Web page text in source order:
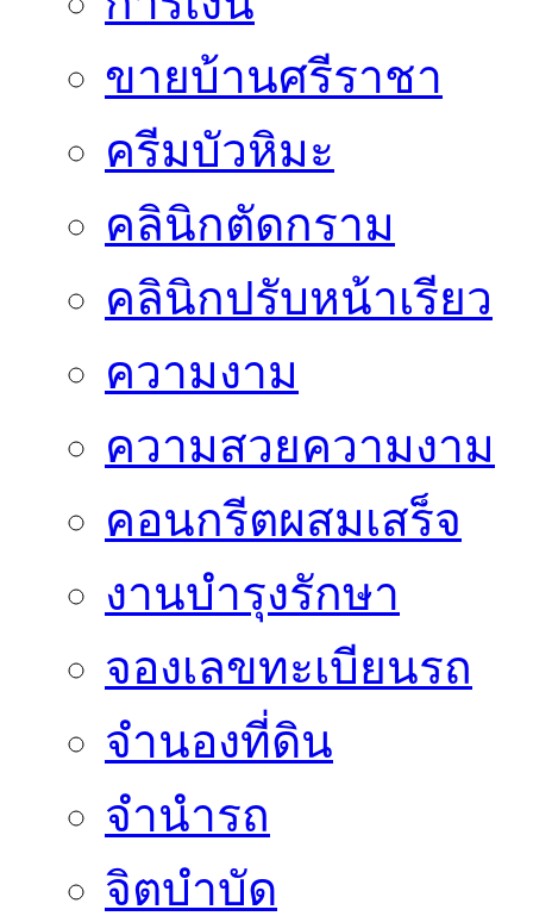
ขายบ้านศรีราชา
ครีมบัวหิมะ
คลินิกตัดกราม
คลินิกปรับหน้าเรียว
ความงาม
ความสวยความงาม
คอนกรีตผสมเสร็จ
งานบำรุงรักษา
จองเลขทะเบียนรถ
จำนองที่ดิน
จำนำรถ
จิตบำบัด